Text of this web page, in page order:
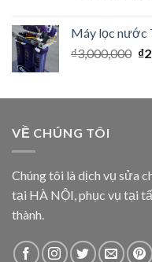
Máy lọc nước
₫3,000,000 ₫
VỀ CHÚNG TÔI
Chúng tôi là dịch vụ sửa
tại HÀ NỘI, phục vụ tại
thành.